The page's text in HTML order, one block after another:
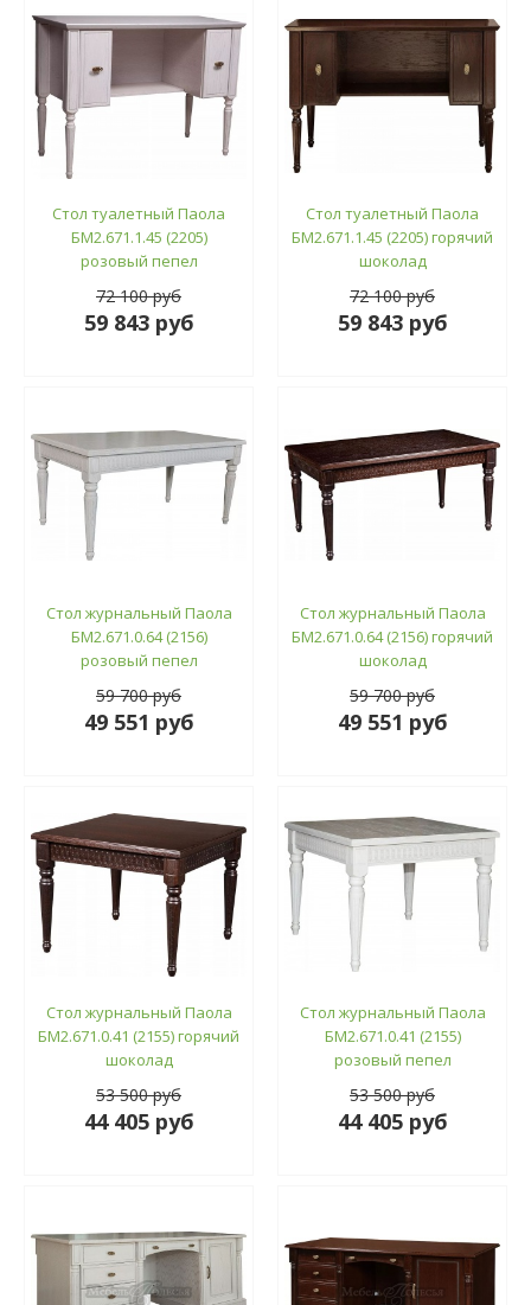
Стол туалетный Паола
БМ2.671.1.45 (2205)
розовый пепел
72 100 руб
59 843 руб
Стол туалетный Паола
БМ2.671.1.45 (2205) горячий
шоколад
72 100 руб
59 843 руб
Стол журнальный Паола
БМ2.671.0.64 (2156)
розовый пепел
59 700 руб
49 551 руб
Стол журнальный Паола
БМ2.671.0.64 (2156) горячий
шоколад
59 700 руб
49 551 руб
Стол журнальный Паола
БМ2.671.0.41 (2155) горячий
шоколад
53 500 руб
44 405 руб
Стол журнальный Паола
БМ2.671.0.41 (2155)
розовый пепел
53 500 руб
44 405 руб